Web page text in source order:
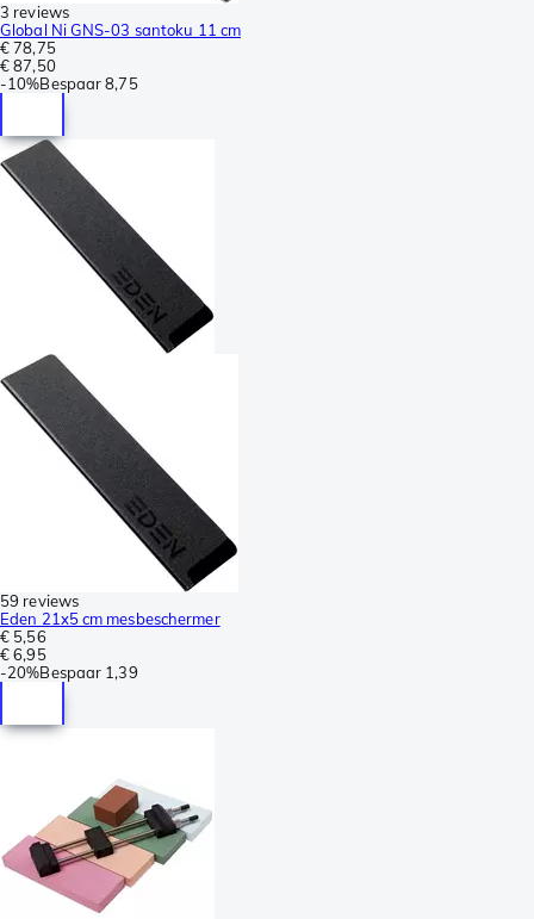
3 reviews
Global Ni GNS-03 santoku 11 cm
€ 78,75
€ 87,50
-10%Bespaar 8,75
59 reviews
Eden 21x5 cm mesbeschermer
€ 5,56
€ 6,95
-20%Bespaar 1,39